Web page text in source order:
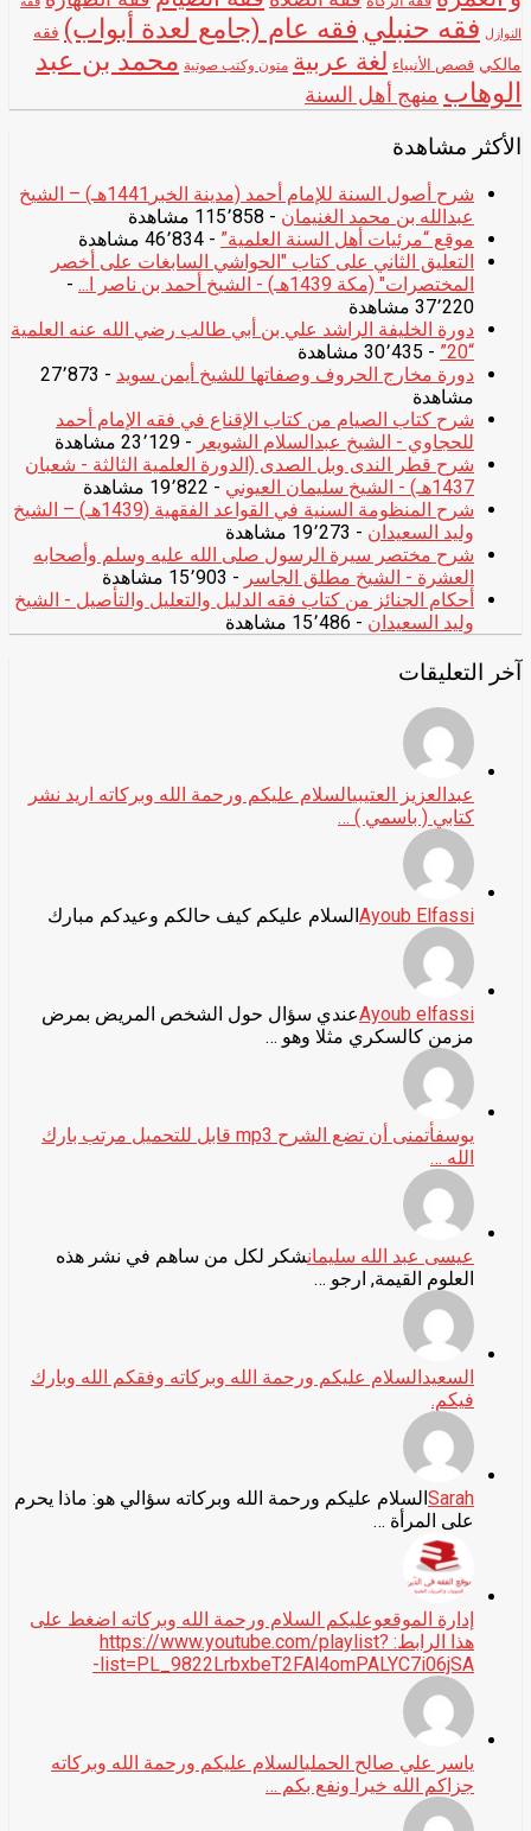
النوازل فقه حنبلي فقه عام (جامع لعدة أبواب) فقه
مالكي قصص الأنبياء لغة عربية متون وكتب صوتية محمد بن عبد
الوهاب منهج أهل السنة
الأكثر مشاهدة
شرح أصول السنة للإمام أحمد (مدينة الخبر1441هـ) – الشيخ
عبدالله بن محمد الغنيمان - 115٬858 مشاهدة
موقع “مرئيات أهل السنة العلمية” - 46٬834 مشاهدة
التعليق الثاني على كتاب "الحواشي السابغات على أخصر
المختصرات" (مكة 1439هـ) - الشيخ أحمد بن ناصر ا...
-
37٬220 مشاهدة
دورة الخليفة الراشد علي بن أبي طالب رضي الله عنه العلمية
“20”
- 30٬435 مشاهدة
دورة مخارج الحروف وصفاتها للشيخ أيمن سويد
- 27٬873
مشاهدة
شرح كتاب الصيام من كتاب الإقناع في فقه الإمام أحمد
للحجاوي - الشيخ عبدالسلام الشويعر - 23٬129 مشاهدة
شرح قطر الندى وبل الصدى (الدورة العلمية الثالثة - شعبان
1437هـ) - الشيخ سليمان العيوني
- 19٬822 مشاهدة
شرح المنظومة السنية في القواعد الفقهية (1439هـ) – الشيخ
وليد السعيدان - 19٬273 مشاهدة
شرح مختصر سيرة الرسول صلى الله عليه وسلم وأصحابه
العشرة - الشيخ مطلق الجاسر - 15٬903 مشاهدة
أحكام الجنائز من كتاب فقه الدليل والتعليل والتأصيل - الشيخ
وليد السعيدان - 15٬486 مشاهدة
آخر التعليقات
عبدالعزيز العتيبيالسلام عليكم ورحمة الله وبركاته اريد نشر
كتابي ( باسمي ) …
Ayoub Elfassi السلام عليكم كيف حالكم وعيدكم مبارك
Ayoub elfassiعندي سؤال حول الشخص المريض بمرض
مزمن كالسكري مثلا وهو …
يوسف
أتمنى أن تضع الشرح mp3 قابل للتحميل مرتب بارك
الله …
عيسى عبد الله سليمانشكر لكل من ساهم في نشر هذه
العلوم القيمة, ارجو …
السعيد السلام عليكم ورحمة الله وبركاته وفقكم الله وبارك
فيكم.
Sarah السلام عليكم ورحمة الله وبركاته سؤالي هو: ماذا يحرم
على المرأة …
إدارة الموقعوعليكم السلام ورحمة الله وبركاته اضغط على
هذا الرابط: https://www.youtube.com/playlist?
list=PL_9822LrbxbeT2FAl4omPALYC7i06jSA-
ياسر علي صالح الحمليالسلام عليكم ورحمة الله وبركاته
جزاكم الله خيرا ونفع بكم …